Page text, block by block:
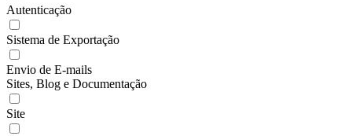
Autenticação
Sistema de Exportação
Envio de E-mails
Sites, Blog e Documentação
Site